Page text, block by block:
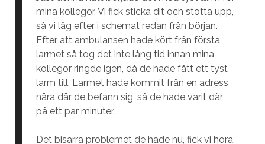
mina kollegor. Vi fick sticka dit och stötta upp,
så vi låg efter i schemat redan från början.
Efter att ambulansen hade kört från första
larmet så tog det inte lång tid innan mina
kollegor ringde igen, då de hade fått ett tyst
larm till. Larmet hade kommit från en adress
nära där de befann sig, så de hade varit där
på ett par minuter.
Det bisarra problemet de hade nu, fick vi höra,